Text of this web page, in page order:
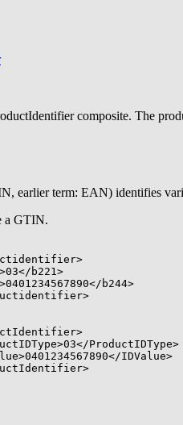
composite. The
earlier term: EAN) identifies
a GTIN.
b221>
b244>
ProductIDType>
IDValue>